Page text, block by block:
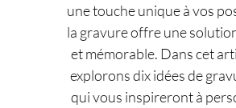
une touche unique à vos
la gravure offre une
et mémorable. Dans cet
explorons dix idées de
qui vous inspireront à